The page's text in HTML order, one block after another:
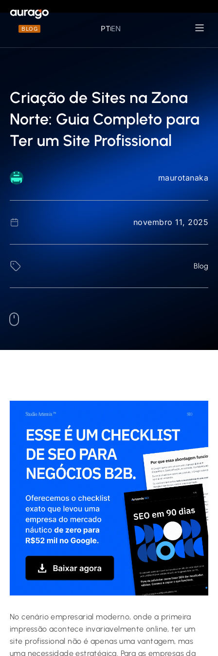
BLOG PTEN
Criação de Sites na Zona
Norte: Guia Completo para
Ter um Site Profissional
maurotanaka
novembro 11, 2025
Blog
No cenário empresarial moderno, onde a primeira
impressão acontece invariavelmente online, ter um
site profissional não é apenas uma vantagem, mas
uma necessidade estratégica. Para as empresas da